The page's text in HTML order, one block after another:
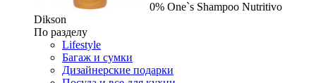
0% One`s Shampoo Nutritivo
Dikson
По разделу
Lifestyle
Багаж и сумки
Дизайнерские подарки